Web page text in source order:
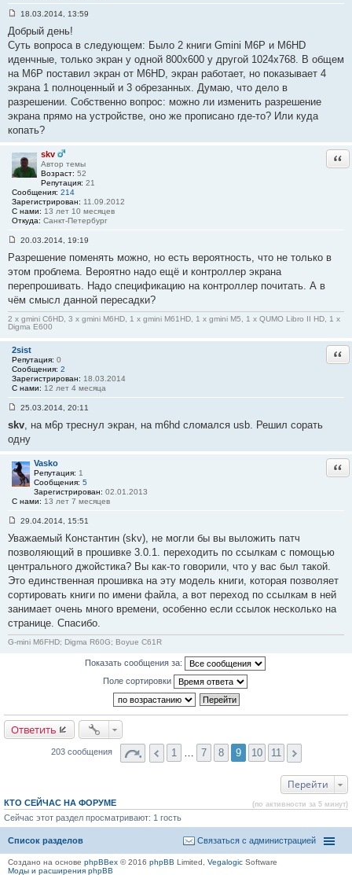
о
б
щ
н
и
#
1
7
18.03.2014, 13:59
Добрый день!
Суть вопроса в следующем: Было 2 книги Gmini M6P и M6HD
иденчные, только экран у одной 800х600 у другой 1024х768. В общем
на М6Р поставил экран от M6HD, экран работает, но показывает 4
экрана 1 полноценный и 3 обрезанных. Думаю, что дело в
разрешении. Собственно вопрос: можно ли изменить разрешение
экрана прямо на устройстве, оно же прописано где-то? Или куда
копать?
skv
Автор темы
Возраст: 52
Репутация: 21
Сообщения: 214
Зарегистрирован: 11.09.2012
С нами: 13 лет 10 месяцев
Откуда: Санкт-Петербург
о
б
щ
е
н
и
е
#
1
7
8
20.03.2014, 19:19
Разрешение поменять можно, но есть вероятность, что не только в
этом проблема. Вероятно надо ещё и контроллер экрана
перепрошивать. Надо спецификацию на контроллер почитать. А в
чём смысл данной пересадки?
2 x gmini C6HD, 3 x gmini M6HD, 1 x gmini M61HD, 1 x gmini M5, 1 x QUMO Libro II HD, 1 x
Digma E600
2sist
Репутация: 0
Сообщения: 2
Зарегистрирован: 18.03.2014
С нами: 12 лет 4 месяца
о
б
щ
е
н
и
#
7
25.03.2014, 20:11
skv, на м6р треснул экран, на m6hd сломался usb. Решил сорать
одну
Vasko
Репутация: 1
Сообщения: 5
Зарегистрирован: 02.01.2013
С нами: 13 лет 7 месяцев
о
б
щ
н
и
#
1
0
29.04.2014, 15:51
Уважаемый Константин (skv), не могли бы вы выложить патч
позволяющий в прошивке 3.0.1. переходить по ссылкам с помощью
центрального джойстика? Вы как-то говорили, что у вас был такой.
Это единственная прошивка на эту модель книги, которая позволяет
сортировать книги по имени файла, а вот переход по ссылкам в ней
занимает очень много времени, особенно если ссылок несколько на
странице. Спасибо.
G-mini M6FHD; Digma R60G; Boyue C61R
Показать сообщения за:
Поле сортировки
Ответить
203 сообщения 1 … 7 8 9 10 11
Перейти
КТО СЕЙЧАС НА ФОРУМЕ (по активности за 5 минут)
Сейчас этот раздел просматривают: 1 гость
Список разделов Связаться с администрацией
Создано на основе phpBBex © 2016 phpBB Limited, Vegalogic Software
Моды и расширения phpBB